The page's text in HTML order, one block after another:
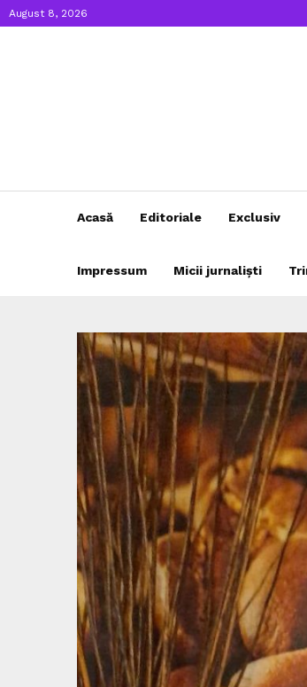
August 8, 2026
Acasă Editoriale Exclusiv
Impressum Micii jurnaliști